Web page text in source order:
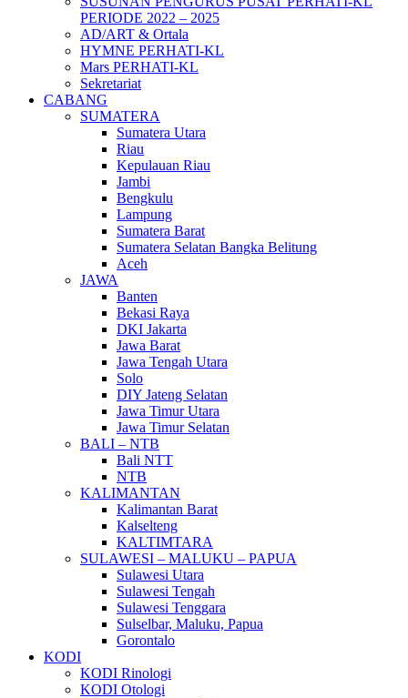
PERIODE 2022 – 2025
AD/ART & Ortala
HYMNE PERHATI-KL
Mars PERHATI-KL
Sekretariat
CABANG
SUMATERA
Sumatera Utara
Riau
Kepulauan Riau
Jambi
Bengkulu
Lampung
Sumatera Barat
Sumatera Selatan Bangka Belitung
Aceh
JAWA
Banten
Bekasi Raya
DKI Jakarta
Jawa Barat
Jawa Tengah Utara
Solo
DIY Jateng Selatan
Jawa Timur Utara
Jawa Timur Selatan
BALI – NTB
Bali NTT
NTB
KALIMANTAN
Kalimantan Barat
Kalselteng
KALTIMTARA
SULAWESI – MALUKU – PAPUA
Sulawesi Utara
Sulawesi Tengah
Sulawesi Tenggara
Sulselbar, Maluku, Papua
Gorontalo
KODI
KODI Rinologi
KODI Otologi